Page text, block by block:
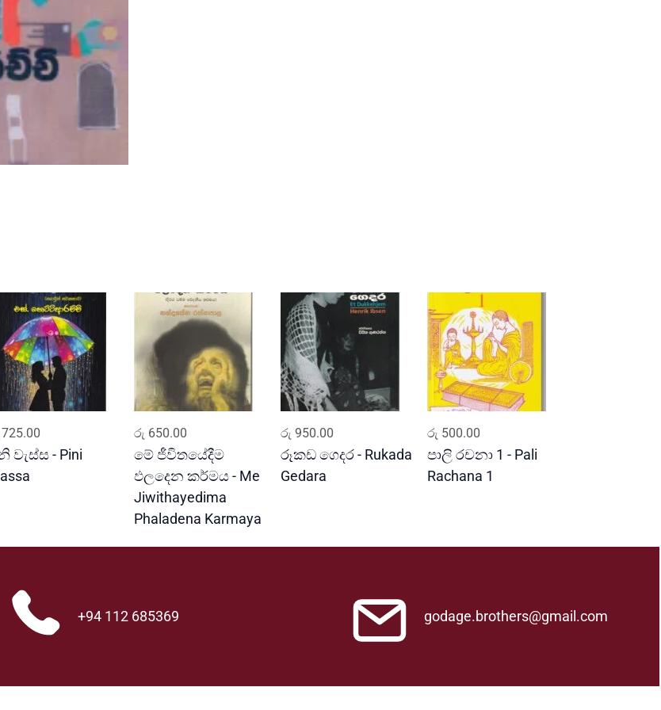
725.00
වැස්ස - Pini
රු 650.00
මේ ජීවිතයේදීම
ඵලදෙන කර්මය - Me
Jiwithayedima
Phaladena Karmaya
රු 950.00
රූකඩ ගෙදර - Rukada
Gedara
රු 500.00
පාලි රචනා 1 - Pali
Rachana 1
+94 112 685369 godage.brothers@gmail.com